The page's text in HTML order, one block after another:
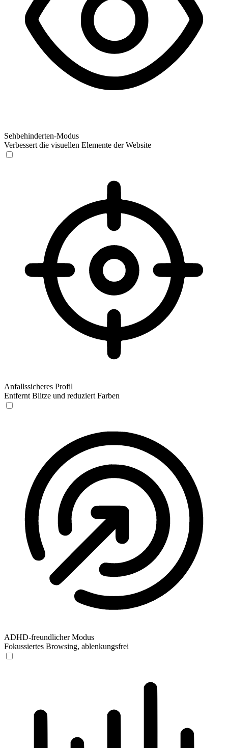
Sehbehinderten-Modus
Verbessert die visuellen Elemente der Website
Anfallssicheres Profil
Entfernt Blitze und reduziert Farben
ADHD-freundlicher Modus
Fokussiertes Browsing, ablenkungsfrei